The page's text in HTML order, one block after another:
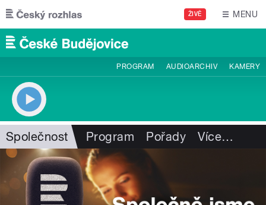
Přejít k hlavnímu obsahu
ŽIVĚ MENU
PROGRAM AUDIOARCHIV KAMERY
Společnost Program Pořady Více…